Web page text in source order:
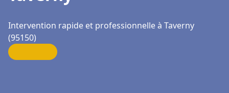
Intervention rapide et professionnelle à Taverny
(95150)